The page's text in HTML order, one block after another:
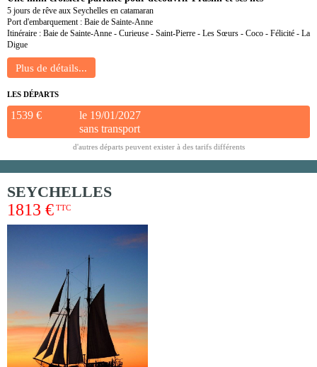
5 jours de rêve aux Seychelles en catamaran
Port d'embarquement : Baie de Sainte-Anne
Itinéraire : Baie de Sainte-Anne - Curieuse - Saint-Pierre - Les Sœurs - Coco - Félicité - La
Digue
LES DÉPARTS
1539 €
le 19/01/2027
sans transport
d'autres départs peuvent exister à des tarifs différents
SEYCHELLES
1813 € TTC